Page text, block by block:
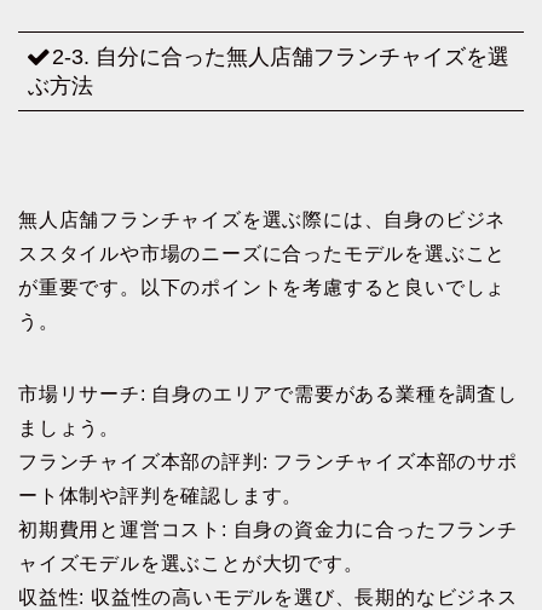
2-3. 自分に合った無人店舗フランチャイズを選
ぶ方法
無人店舗フランチャイズを選ぶ際には、自身のビジネ
ススタイルや市場のニーズに合ったモデルを選ぶこと
が重要です。以下のポイントを考慮すると良いでしょ
う。
市場リサーチ: 自身のエリアで需要がある業種を調査し
ましょう。
フランチャイズ本部の評判: フランチャイズ本部のサポ
ート体制や評判を確認します。
初期費用と運営コスト: 自身の資金力に合ったフランチ
ャイズモデルを選ぶことが大切です。
収益性: 収益性の高いモデルを選び、長期的なビジネス